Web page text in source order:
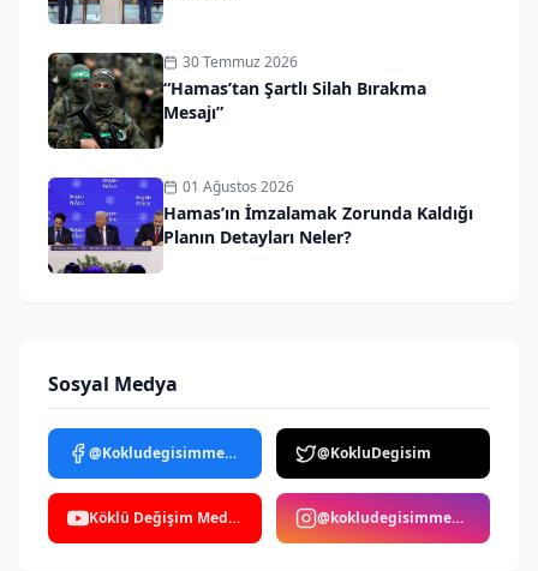
30 Temmuz 2026
“Hamas’tan Şartlı Silah Bırakma
Mesajı”
01 Ağustos 2026
Hamas’ın İmzalamak Zorunda Kaldığı
Planın Detayları Neler?
Sosyal Medya
@Kokludegisimmedya @KokluDegisim
Köklü Değişim Medya @kokludegisimmedya